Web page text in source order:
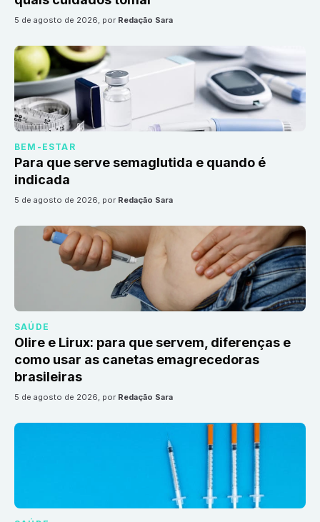
5 de agosto de 2026, por Redação Sara
BEM-ESTAR
Para que serve semaglutida e quando é
indicada
5 de agosto de 2026, por Redação Sara
SAÚDE
Olire e Lirux: para que servem, diferenças e
como usar as canetas emagrecedoras
brasileiras
5 de agosto de 2026, por Redação Sara